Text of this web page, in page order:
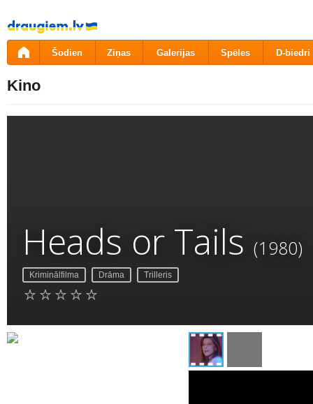
Pāriet
uz
saturu
Šodien Ziņas Galerijas Spēles D-biedri
Kino
Heads or Tails (1980)
Kriminālfilma Drāma Trilleris